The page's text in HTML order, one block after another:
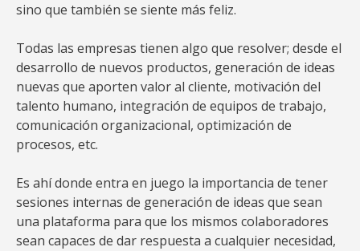
sino que también se siente más feliz.
Todas las empresas tienen algo que resolver; desde el
desarrollo de nuevos productos, generación de ideas
nuevas que aporten valor al cliente, motivación del
talento humano, integración de equipos de trabajo,
comunicación organizacional, optimización de
procesos, etc.
Es ahí donde entra en juego la importancia de tener
sesiones internas de generación de ideas que sean
una plataforma para que los mismos colaboradores
sean capaces de dar respuesta a cualquier necesidad,